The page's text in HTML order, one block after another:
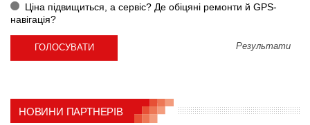
Ціна підвищиться, а сервіс? Де обіцяні ремонти й GPS-
навігація?
Результати
НОВИНИ ПАРТНЕРІВ